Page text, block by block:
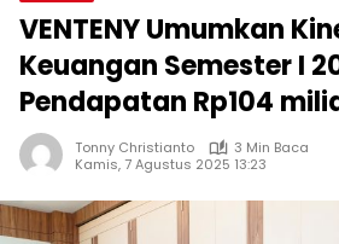
VENTENY Umumkan
Keuangan Semester I
Pendapatan Rp104
Tonny Christianto
3 Min Baca
Kamis, 7 Agustus 2025 13:23